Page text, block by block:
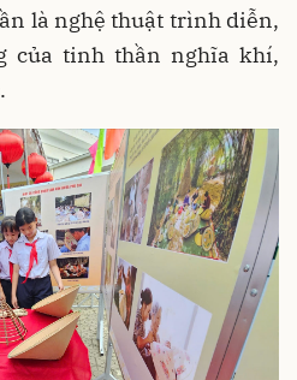
là nghệ thuật trình diễn,
của tinh thần nghĩa khí,